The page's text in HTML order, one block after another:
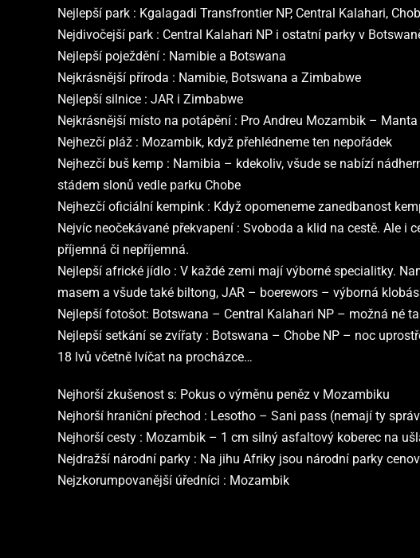
Nejlepší park : Kgalagadi Transfrontier NP, Central Kalahari,
Nejdivočejší park : Central Kalahari NP i ostatní parky v
Nejlepší poježdění : Namibie a Botswana
Nejkrásnější příroda : Namibie, Botswana a Zimbabwe
Nejlepší silnice : JAR i Zimbabwe
Nejkrásnější místo na potápění : Pro Andreu Mozambik –
Nejhezčí pláž : Mozambik, když přehlédneme ten nepořádek
Nejhezčí buš kemp : Namibia – kdekoliv, všude se nabízí
stádem slonů vedle parku Chobe
Nejhezčí oficiální kempink : Když opomeneme zanedbanost
Nejvíc neočekávané překvapení : Svoboda a klid na cestě. Ale i
příjemná či nepříjemná.
Nejlepší africké jídlo : V každé zemi mají výborné specialitky.
masem a všude také biltong, JAR – boerewors – výborná
Nejlepší fotošot: Botswana – Central Kalahari NP– možná né
Nejlepší setkání se zvířaty : Botswana – Chobe NP – noc
18 lvů včetně lvíčat na procházce…
Nejhorší zkušenost s: Pokus o výměnu peněz v Mozambiku
Nejhorší hraniční přechod : Lesotho – Sani pass (nemají ty
Nejhorší cesty : Mozambik – 1 cm silný asfaltový koberec na
Nejdražší národní parky : Na jihu Afriky jsou národní parky
Nejzkorumpovanější úředníci : Mozambik